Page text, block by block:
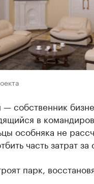
— собственник
в
особняка не
часть затрат
парк,